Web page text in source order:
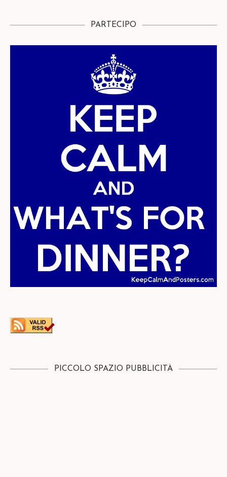
PARTECIPO
PICCOLO SPAZIO PUBBLICITÀ